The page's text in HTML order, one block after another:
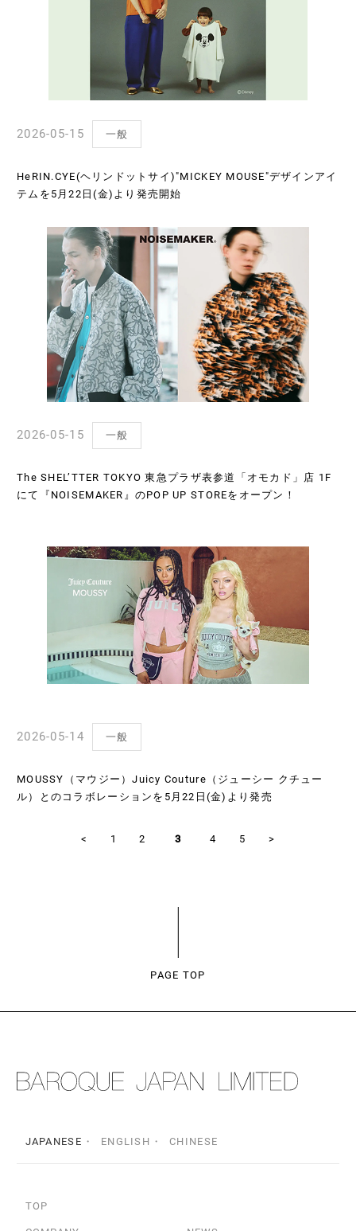
2026-05-15 一般
HeRIN.CYE(ヘリンドットサイ)"MICKEY MOUSE"デザインアイ
テムを5月22日(金)より発売開始
2026-05-15 一般
The SHEL’TTER TOKYO 東急プラザ表参道「オモカド」店 1F
にて『NOISEMAKER』のPOP UP STOREをオープン！
2026-05-14 一般
MOUSSY（マウジー）Juicy Couture（ジューシー クチュー
ル）とのコラボレーションを5月22日(金)より発売
< 1 2 3 4 5 >
PAGE TOP
JAPANESE ENGLISH CHINESE
TOP